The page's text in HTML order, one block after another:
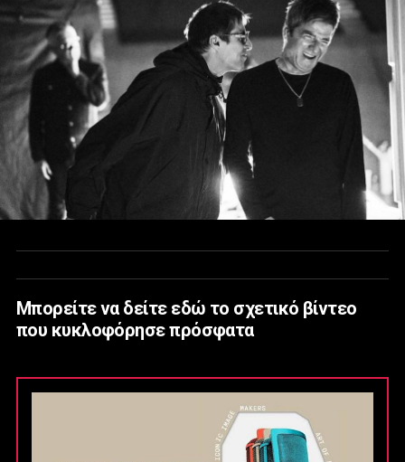
Μπορείτε να δείτε εδώ το σχετικό βίντεο
που κυκλοφόρησε πρόσφατα